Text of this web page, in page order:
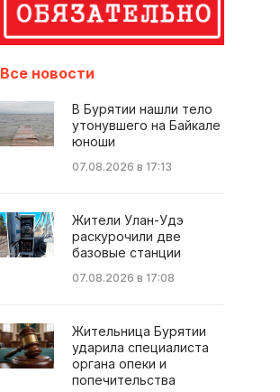
Все новости
В Бурятии нашли тело
утонувшего на Байкале
юноши
07.08.2026 в 17:13
Жители Улан-Удэ
раскурочили две
базовые станции
07.08.2026 в 17:08
Жительница Бурятии
ударила специалиста
органа опеки и
попечительства